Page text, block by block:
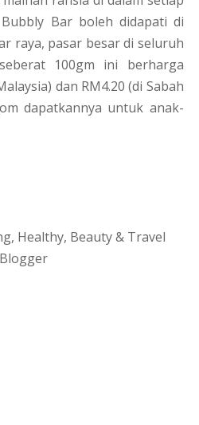
Bubbly Bar boleh didapati di
raya, pasar besar di seluruh
100gm ini berharga
dan RM4.20 (di Sabah
dapatkannya untuk anak-
Healthy, Beauty & Travel